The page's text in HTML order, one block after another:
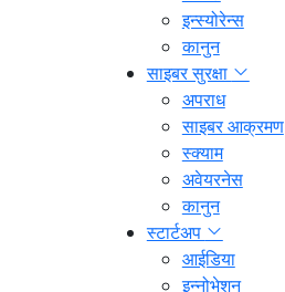
इन्स्योरेन्स
कानुन
साइबर सुरक्षा
अपराध
साइबर आक्रमण
स्क्याम
अवेयरनेस
कानुन
स्टार्टअप
आईडिया
इन्नोभेशन